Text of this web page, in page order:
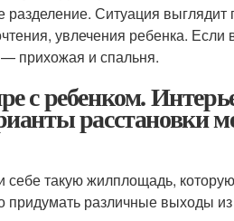
разделение. Ситуация
увлечения ребенка. Если
— прихожая и спальня.
с ребенком.
расстановки
себе такую жилплощадь,
придумать различные выходы